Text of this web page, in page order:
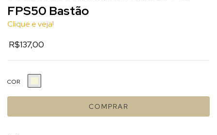
FPS50 Bastão
Clique e veja!
R$137,00
COR